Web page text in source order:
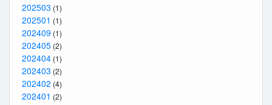
202503 (1)
202501 (1)
202409 (1)
202405 (2)
202404 (1)
202403 (2)
202402 (4)
202401 (2)